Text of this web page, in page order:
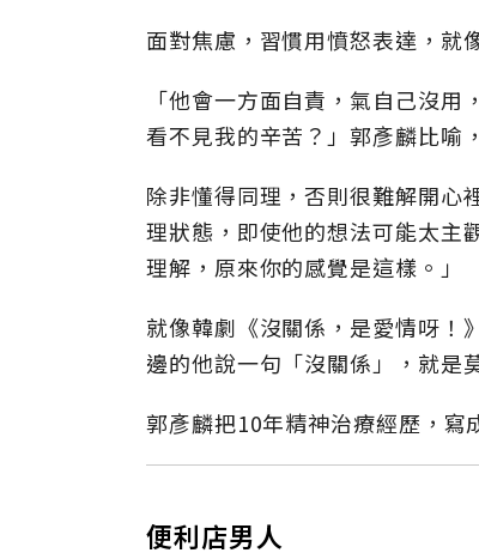
面對焦慮，習慣用憤怒表達，就
「他會一方面自責，氣自己沒
看不見我的辛苦？」郭彥麟比喻
除非懂得同理，否則很難解開心
理狀態，即使他的想法可能太主
理解，原來你的感覺是這樣。」
就像韓劇《沒關係，是愛情呀！
邊的他說一句「沒關係」，就是
郭彥麟把10年精神治療經歷，寫
便利店男人